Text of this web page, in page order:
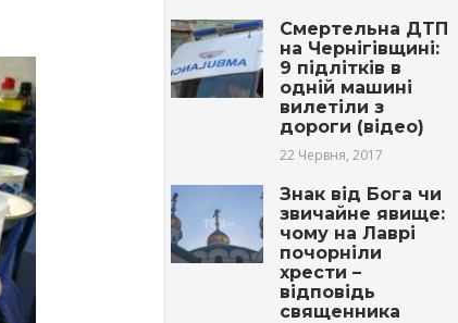
Cмертельна ДTП
на Чернігівщині:
9 підлітків в
одній машині
вилетіли з
дороги (відео)
22 Червня, 2017
Знак від Бога чи
звичайне явище:
чому на Лаврі
почорніли
хрести –
відповідь
священника